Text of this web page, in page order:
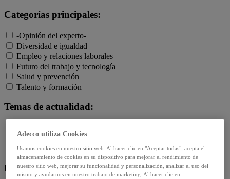
Categorías principales:
-Opinión del experto-
Diversidad e igualdad
Empleo y relaciones laborales
Futuro del trabajo y tecnología
Salud y prevención
Talento y formación
Temas de actualidad:
Reskilling y upskilling
Salud emocional y post-pandemia
Recursos:
Adecco utiliza Cookies
Usamos cookies en nuestro sitio web. Al hacer clic en "Aceptar todas", acepta el
almacenamiento de cookies en su dispositivo para mejorar el rendimiento de
nuestro sitio web, mejorar su funcionalidad y personalización, analizar el uso del
mismo y ayudarnos en nuestro trabajo de marketing. Al hacer clic en